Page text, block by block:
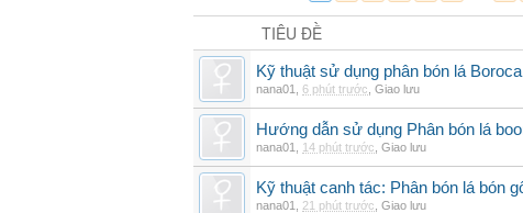
TIÊU ĐỀ
Kỹ thuật sử dụng phân bón lá
nana01 6 phút trước Giao lưu
Hướng dẫn sử dụng Phân bón lá
nana01 14 phút trước Giao lưu
Kỹ thuật canh tác: Phân bón lá bón
nana01 21 phút trước Giao lưu